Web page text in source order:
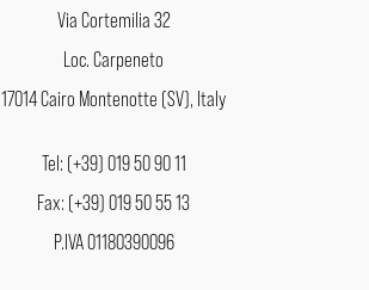
Via Cortemilia 32
Loc. Carpeneto
17014 Cairo Montenotte (SV), Italy
Tel: (+39) 019 50 90 11
Fax: (+39) 019 50 55 13
P.IVA 01180390096